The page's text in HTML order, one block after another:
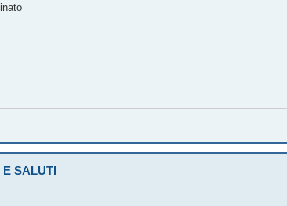
E SALUTI